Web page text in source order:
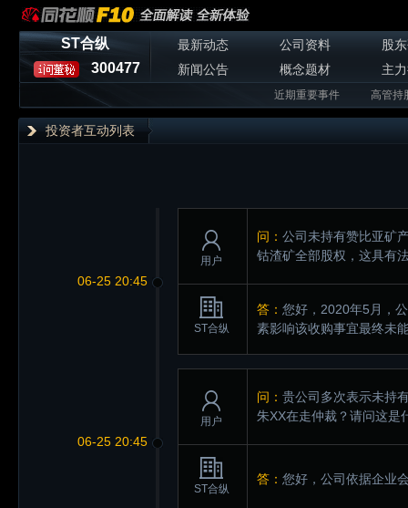
ST合纵
300477
最新动态 公司资料
股
新闻公告
概念题材 主
近期重要事件 高管持
投资者互动列表
06-25 20:45
用户
问： 公司未持有赞比亚矿
钴渣矿全部股权，这具有
ST合纵
答： 您好，2020年5月，
素影响该收购事宜最终未
06-25 20:45
用户
问： 贵公司多次表示未持
朱XX在走仲裁？请问这是
ST合纵
答： 您好，公司依据企业